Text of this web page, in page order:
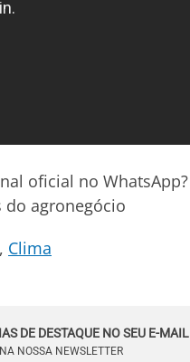
oficial no WhatsApp?
agronegócio
Clima
DE DESTAQUE NO SEU E-MAIL
NOSSA NEWSLETTER